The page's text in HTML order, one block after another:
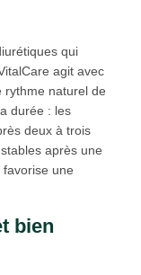
qui
agit avec
rythme naturel de
durée : les
deux à trois
après une
une
bien